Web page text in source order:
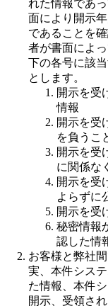
れた情報であ
面により開示
であることを
者が書面によ
下の各号に該
とします。
開示を受
情報
開示を受
を負うこ
開示を受
に関係な
開示を受
よらずに
開示を受
秘密情報
認した情
お客様と弊社
実、本件シス
た情報、本件
開示、受領さ